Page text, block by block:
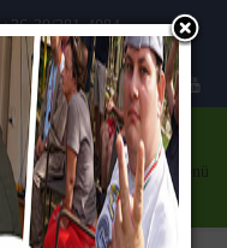
30/281-4084
teljeselet@teljeselet.hu
menü